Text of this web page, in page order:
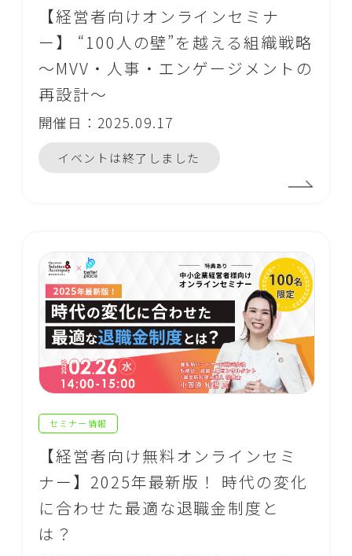
【経営者向けオンラインセミナ
ー】 “100人の壁”を越える組織戦略
～MVV・人事・エンゲージメントの
再設計～
開催日：2025.09.17
イベントは終了しました
セミナー情報
【経営者向け無料オンラインセミ
ナー】2025年最新版！ 時代の変化
に合わせた最適な退職金制度と
は？